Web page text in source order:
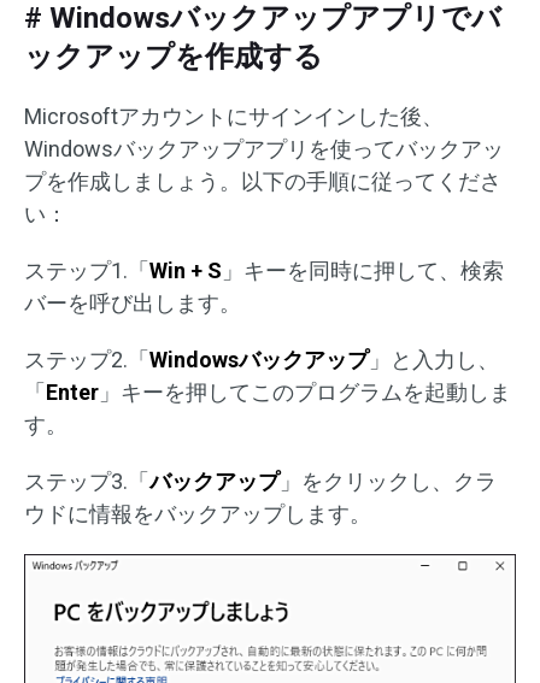
# Windowsバックアップアプリでバ
ックアップを作成する
Microsoftアカウントにサインインした後、
Windowsバックアップアプリを使ってバックアッ
プを作成しましょう。以下の手順に従ってくださ
い：
ステップ1.「 Win + S 」キーを同時に押して、検索
バーを呼び出します。
ステップ2.「 Windowsバックアップ」と入力し、
「 Enter 」キーを押してこのプログラムを起動しま
す。
ステップ3.「バックアップ」をクリックし、クラ
ウドに情報をバックアップします。